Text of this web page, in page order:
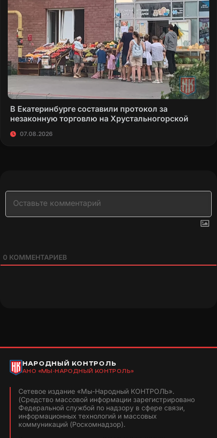
В Екатеринбурге составили протокол за
незаконную торговлю на Хрустальногорской
07.08.2026
0 КОММЕНТАРИЕВ
НАРОДНЫЙ КОНТРОЛЬ
АНО «МЫ-НАРОДНЫЙ КОНТРОЛЬ»
Сетевое издание «Мы-Народный КОНТРОЛЬ».
(Средство массовой информации зарегистрировано
Федеральной службой по надзору в сфере связи,
информационных технологий и массовых
коммуникаций (Роскомнадзор).